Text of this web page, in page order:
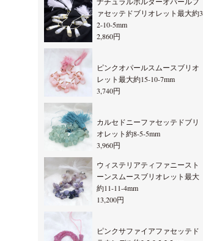
ァセッテドブリオレット最大約3
2-10-5mm
2,860円
ピンクオパールスムースブリオ
レット最大約15-10-7mm
3,740円
カルセドニーファセッテドブリ
オレット約8-5-5mm
3,960円
ウィステリアティファニースト
ーンスムースブリオレット最大
約11-11-4mm
13,200円
ピンクサファイアファセッテド